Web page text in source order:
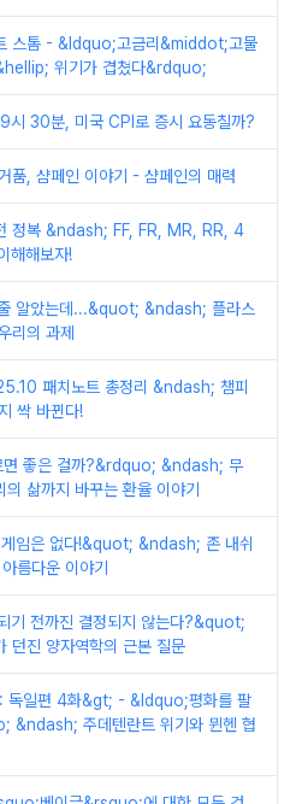
스톰 - &ldquo;고금리&middot;고물
위기가 겹쳤다&rdquo;
시 30분, 미국 CPI로 증시 요동칠까?
품, 샴페인 이야기 - 샴페인의 매력
정복 &ndash; FF, FR, MR, RR, 4
해해보자!
알았는데...&quot; &ndash; 플라스
리의 과제
패치노트 총정리 &ndash; 챔피
싹 바뀐다!
면 좋은 걸까?&rdquo; &ndash; 무
삶까지 바꾸는 환율 이야기
임은 없다!&quot; &ndash; 존 내쉬
름다운 이야기
기 전까진 결정되지 않는다?&quot;
던진 양자역학의 근본 질문
독일편 4화&gt; - &ldquo;평화를 팔
&ndash; 주데텐란트 위기와 뮌헨 협